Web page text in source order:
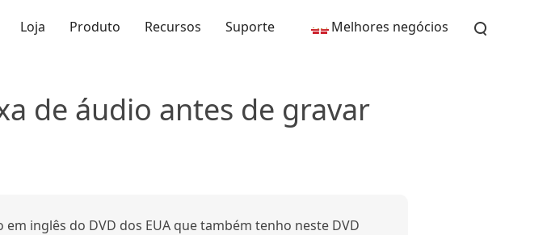
Loja Produto Recursos Suporte Melhores negócios
de áudio antes de gravar
inglês do DVD dos EUA que também tenho neste DVD